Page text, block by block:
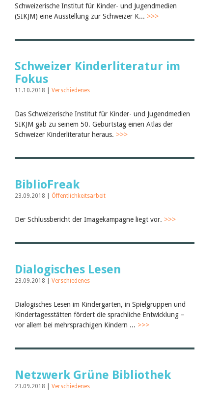
Schweizerische Institut für Kinder- und Jugendmedien
(SIKJM) eine Ausstellung zur Schweizer K... >>>
Schweizer Kinderliteratur im
Fokus
11.10.2018 | Verschiedenes
Das Schweizerische Institut für Kinder- und Jugendmedien
SIKJM gab zu seinem 50. Geburtstag einen Atlas der
Schweizer Kinderliteratur heraus. >>>
BiblioFreak
23.09.2018 | Öffentlichkeitsarbeit
Der Schlussbericht der Imagekampagne liegt vor. >>>
Dialogisches Lesen
23.09.2018 | Verschiedenes
Dialogisches Lesen im Kindergarten, in Spielgruppen und
Kindertagesstätten fördert die sprachliche Entwicklung –
vor allem bei mehrsprachigen Kindern ... >>>
Netzwerk Grüne Bibliothek
23.09.2018 | Verschiedenes